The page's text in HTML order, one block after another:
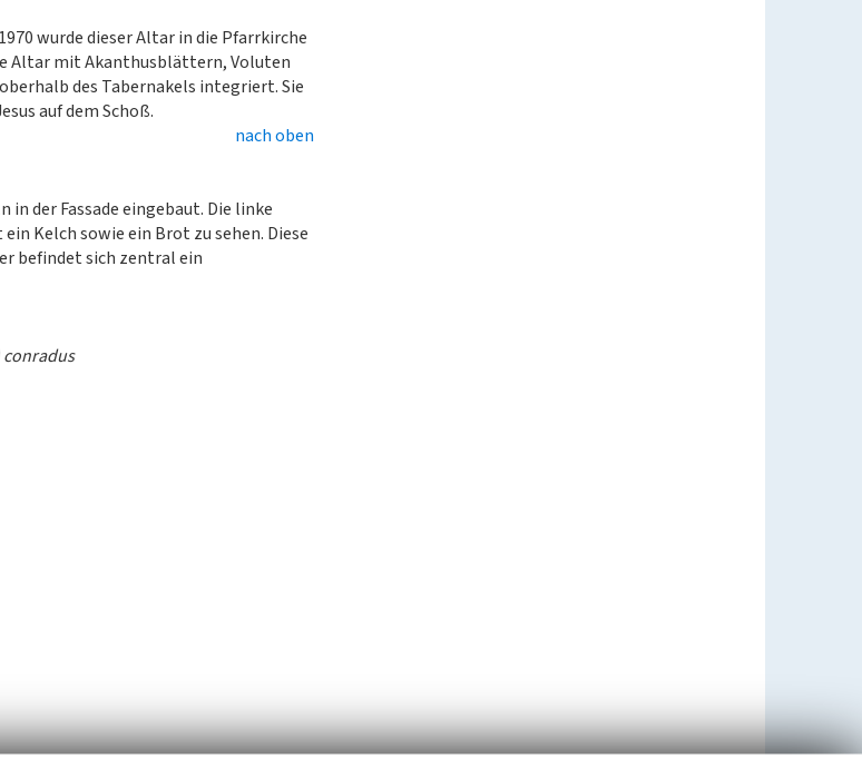
wurde dieser Altar in die Pfarrkirche
Altar mit Akanthusblättern, Voluten
des Tabernakels integriert. Sie
auf dem Schoß.
nach oben
der Fassade eingebaut. Die linke
Kelch sowie ein Brot zu sehen. Diese
befindet sich zentral ein